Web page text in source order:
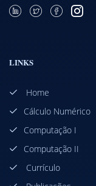
LINKS
Home
Cálculo Numérico
Computação I
Computação II
Currículo